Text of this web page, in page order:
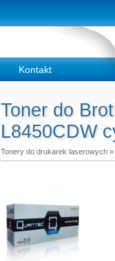
Kontakt
Toner do
L8450CDW
Tonery do drukarek laserowych »